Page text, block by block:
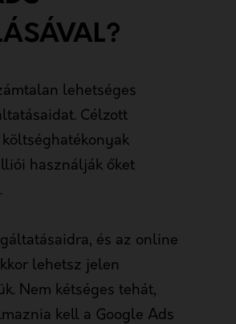
lehetséges
Célzott
használják őket
és az online
lehetsz jelen
Nem kétséges tehát,
kell a Google Ads